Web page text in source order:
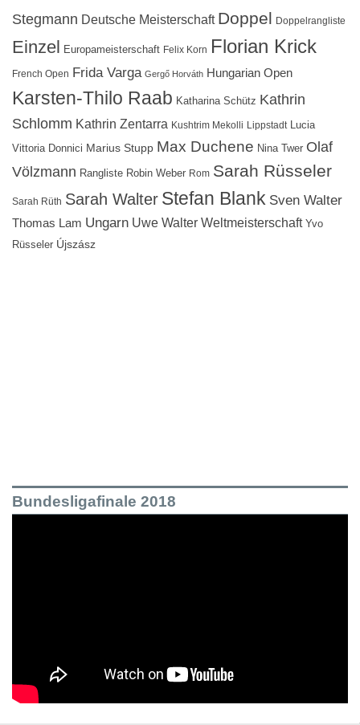
Stegmann Deutsche Meisterschaft Doppel Doppelrangliste
Einzel Europameisterschaft Felix Korn Florian Krick
French Open Frida Varga Gergő Horváth Hungarian Open
Karsten-Thilo Raab Katharina Schütz Kathrin
Schlomm Kathrin Zentarra Kushtrim Mekolli Lippstadt
Lucia
Vittoria Donnici Marius Stupp Max Duchene Nina Twer Olaf
Völzmann Rangliste Robin Weber Rom Sarah Rüsseler
Sarah Rüth Sarah Walter Stefan Blank Sven Walter
Thomas Lam Ungarn Uwe Walter Weltmeisterschaft Yvo
Rüsseler Újszász
Bundesligafinale 2018